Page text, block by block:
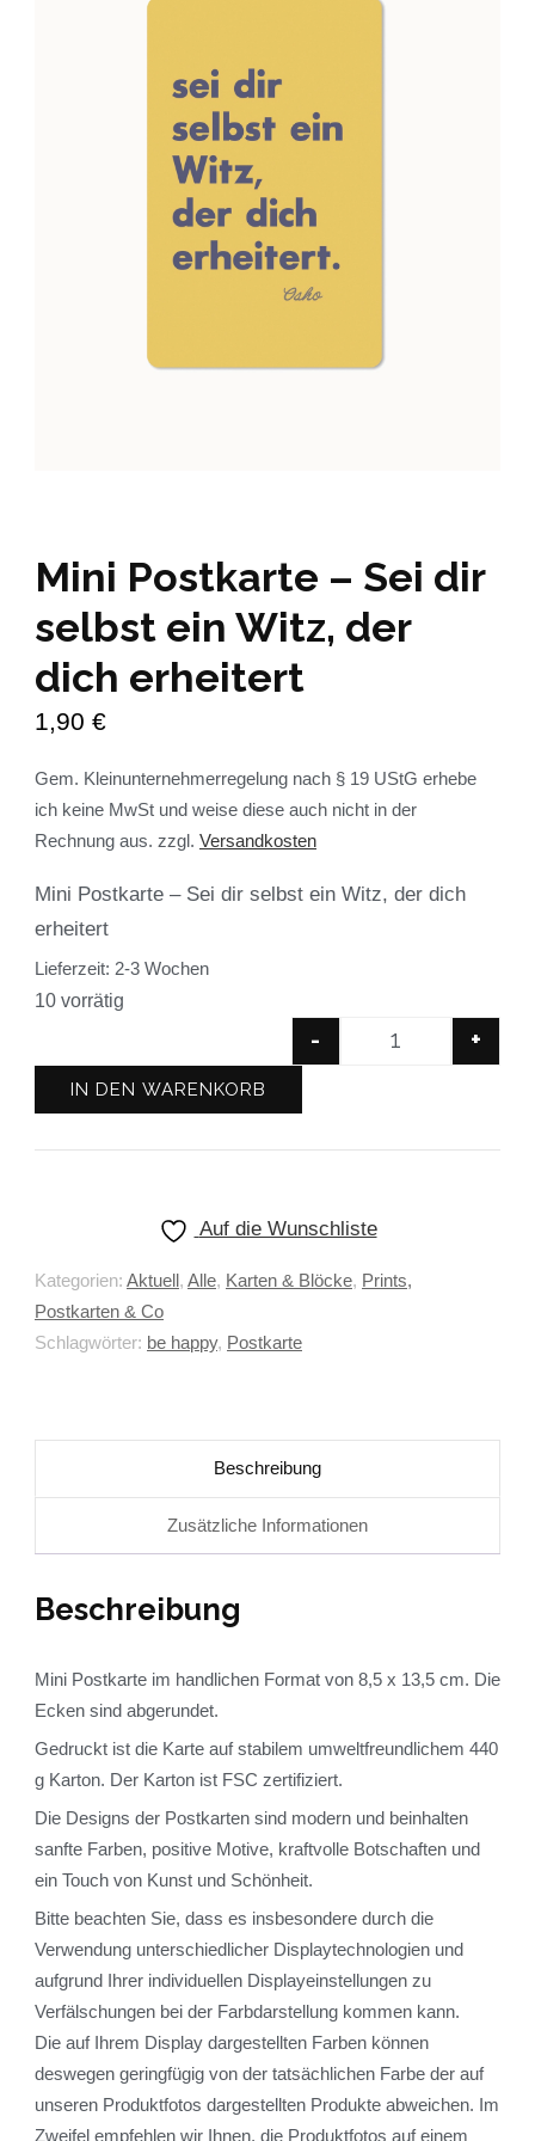
Mini Postkarte – Sei dir
selbst ein Witz, der
dich erheitert
1,90 €
Gem. Kleinunternehmerregelung nach § 19 UStG erhebe
ich keine MwSt und weise diese auch nicht in der
Rechnung aus. zzgl. Versandkosten
Mini Postkarte – Sei dir selbst ein Witz, der dich
erheitert
Lieferzeit: 2-3 Wochen
10 vorrätig
- +
IN DEN WARENKORB
Auf die Wunschliste
Kategorien: Aktuell, Alle, Karten & Blöcke, Prints,
Postkarten & Co
Schlagwörter: be happy, Postkarte
Beschreibung
Zusätzliche Informationen
Beschreibung
Mini Postkarte im handlichen Format von 8,5 x 13,5 cm. Die
Ecken sind abgerundet.
Gedruckt ist die Karte auf stabilem umweltfreundlichem 440
g Karton. Der Karton ist FSC zertifiziert.
Die Designs der Postkarten sind modern und beinhalten
sanfte Farben, positive Motive, kraftvolle Botschaften und
ein Touch von Kunst und Schönheit.
Bitte beachten Sie, dass es insbesondere durch die
Verwendung unterschiedlicher Displaytechnologien und
aufgrund Ihrer individuellen Displayeinstellungen zu
Verfälschungen bei der Farbdarstellung kommen kann.
Die auf Ihrem Display dargestellten Farben können
deswegen geringfügig von der tatsächlichen Farbe der auf
unseren Produktfotos dargestellten Produkte abweichen. Im
Zweifel empfehlen wir Ihnen, die Produktfotos auf einem